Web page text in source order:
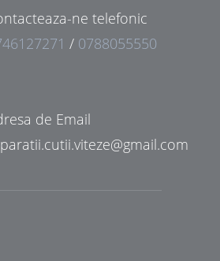
ne telefonic
/ 0788055550
de Email